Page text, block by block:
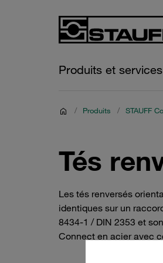
Produits et services
/ Produits / STAUFF
Tés
Les tés renversés
identiques sur un
8434-1 / DIN 2353 et
Connect en acier avec